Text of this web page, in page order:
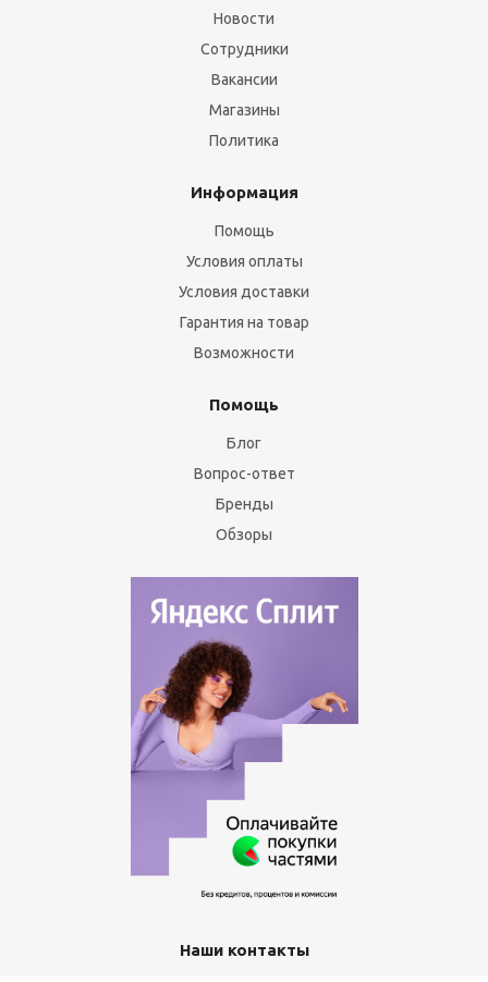
Новости
Сотрудники
Вакансии
Магазины
Политика
Информация
Помощь
Условия оплаты
Условия доставки
Гарантия на товар
Возможности
Помощь
Блог
Вопрос-ответ
Бренды
Обзоры
Наши контакты